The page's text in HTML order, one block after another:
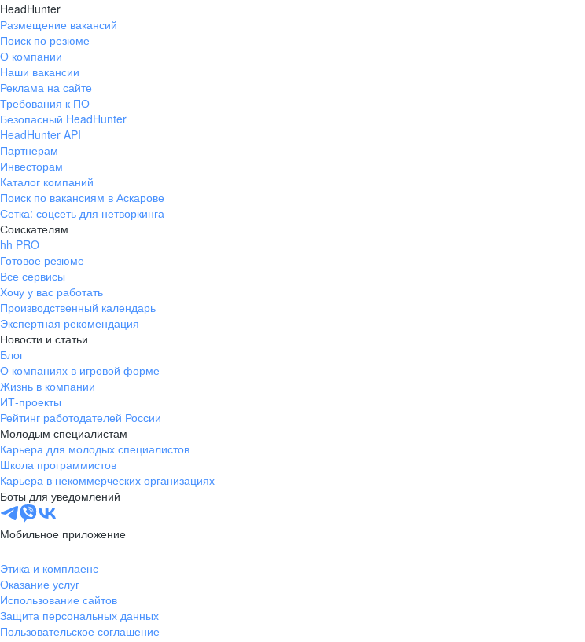
HeadHunter
Размещение вакансий
Поиск по резюме
О компании
Наши вакансии
Реклама на сайте
Требования к ПО
Безопасный HeadHunter
HeadHunter API
Партнерам
Инвесторам
Каталог компаний
Поиск по вакансиям в Аскарове
Сетка: соцсеть для нетворкинга
Соискателям
hh PRO
Готовое резюме
Все сервисы
Хочу у вас работать
Производственный календарь
Экспертная рекомендация
Новости и статьи
Блог
О компаниях в игровой форме
Жизнь в компании
ИТ-проекты
Рейтинг работодателей России
Молодым специалистам
Карьера для молодых специалистов
Школа программистов
Карьера в некоммерческих организациях
Боты для уведомлений
Мобильное приложение
Этика и комплаенс
Оказание услуг
Использование сайтов
Защита персональных данных
Пользовательское соглашение